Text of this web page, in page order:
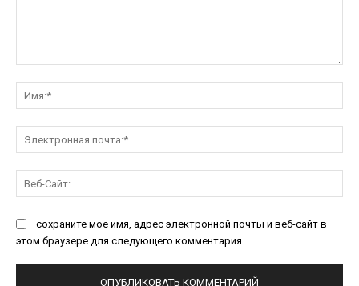
сохраните мое имя, адрес электронной почты и веб-сайт в
этом браузере для следующего комментария.